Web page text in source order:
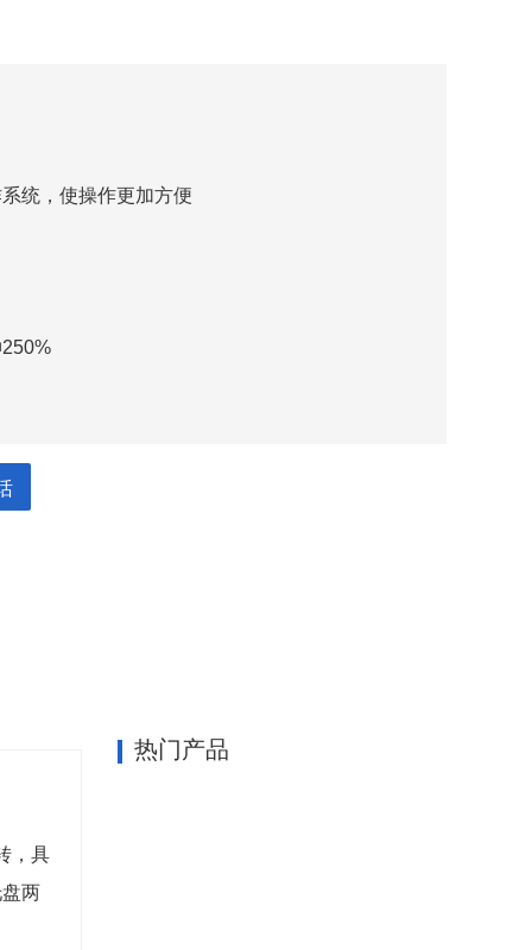
统，使操作更加方便
，具
两
热门产品